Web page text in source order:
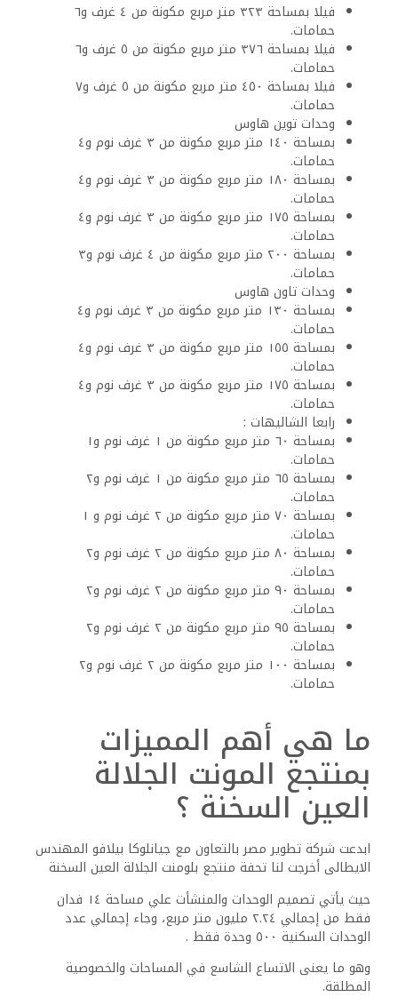
فيلا بمساحة ٣٢٣ متر مربع مكونة من ٤ غرف و٦
حمامات.
فيلا بمساحة ٣٧٦ متر مربع مكونة من ٥ غرف و٦
حمامات.
فيلا بمساحة ٤٥٠ متر مربع مكونة من ٥ غرف و٧
حمامات.
وحدات توين هاوس
بمساحة ١٤٠ متر مربع مكونة من ٣ غرف نوم و٤
حمامات.
بمساحة ١٨٠ متر مربع مكونة من ٣ غرف نوم و٤
حمامات.
بمساحة ١٧٥ متر مربع مكونة من ٣ غرف نوم و٤
حمامات.
بمساحة ٢٠٠ متر مربع مكونة من ٤ غرف نوم و٣
حمامات.
وحدات تاون هاوس
بمساحة ١٣٠ متر مربع مكونة من ٣ غرف نوم و٤
حمامات.
بمساحة ١٥٥ متر مربع مكونة من ٣ غرف نوم و٤
حمامات.
بمساحة ١٧٥ متر مربع مكونة من ٣ غرف نوم و٤
حمامات.
رابعا الشاليهات :
بمساحة ٦٠ متر مربع مكونة من ١ غرف نوم و١
حمامات.
بمساحة ٦٥ متر مربع مكونة من ١ غرف نوم و٢
حمامات.
بمساحة ٧٠ متر مربع مكونة من ٢ غرف نوم و ١
حمامات.
بمساحة ٨٠ متر مربع مكونة من ٢ غرف نوم و٢
حمامات.
بمساحة ٩٠ متر مربع مكونة من ٢ غرف نوم و٢
حمامات.
بمساحة ٩٥ متر مربع مكونة من ٢ غرف نوم و٢
حمامات.
بمساحة ١٠٠ متر مربع مكونة من ٢ غرف نوم و٢
حمامات.
ما هي أهم المميزات
بمنتجع المونت الجلالة
العين السخنة ؟
ابدعت شركة تطوير مصر بالتعاون مع جيانلوكا بيلافو المهندس
الايطالى أخرجت لنا تحفة منتجع بلومنت الجلالة العين السخنة
حيث يأتي تصميم الوحدات والمنشأت علي مساحة ١٤ فدان
فقط من إجمالي ٢.٢٤ مليون متر مربع، وجاء إجمالي عدد
الوحدات السكنية ٥٠٠ وحدة فقط .
وهو ما يعنى الاتساع الشاسع في المساحات والخصوصية
المطلقة.